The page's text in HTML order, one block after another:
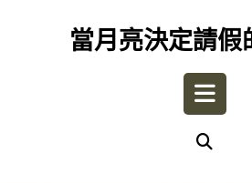
當月亮決定請假
Open